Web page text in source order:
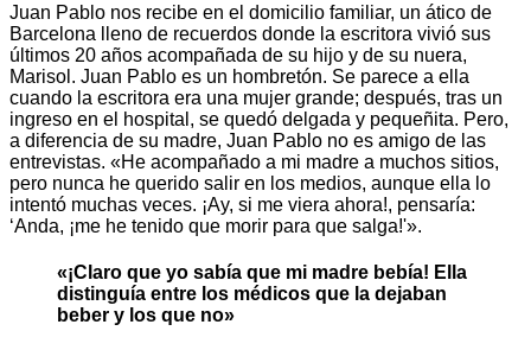
Juan Pablo nos recibe en el domicilio familiar, un ático de
Barcelona lleno de recuerdos donde la escritora vivió sus
últimos 20 años acompañada de su hijo y de su nuera,
Marisol. Juan Pablo es un hombretón. Se parece a ella
cuando la escritora era una mujer grande; después, tras un
ingreso en el hospital, se quedó delgada y pequeñita. Pero,
a diferencia de su madre, Juan Pablo no es amigo de las
entrevistas. «He acompañado a mi madre a muchos sitios,
pero nunca he querido salir en los medios, aunque ella lo
intentó muchas veces. ¡Ay, si me viera ahora!, pensaría:
‘Anda, ¡me he tenido que morir para que salga!'».
«¡Claro que yo sabía que mi madre bebía! Ella
distinguía entre los médicos que la dejaban
beber y los que no»